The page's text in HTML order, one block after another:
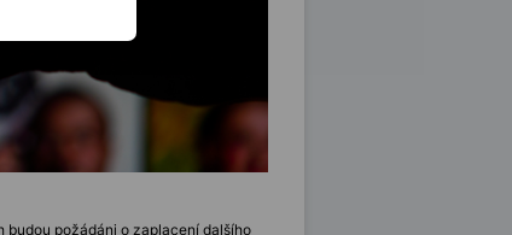
budou požádáni o zaplacení dalšího